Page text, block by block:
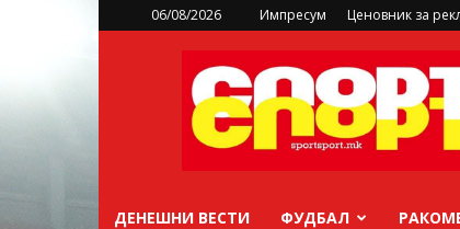
06/08/2026 Импресум Ценовник за
sportsport.mk
ДЕНЕШНИ ВЕСТИ ФУДБАЛ